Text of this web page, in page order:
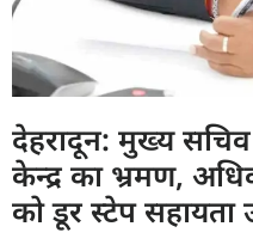
देहरादून: मुख्य
केन्द्र का भ्रमण,
को डूर स्टेप सहायता